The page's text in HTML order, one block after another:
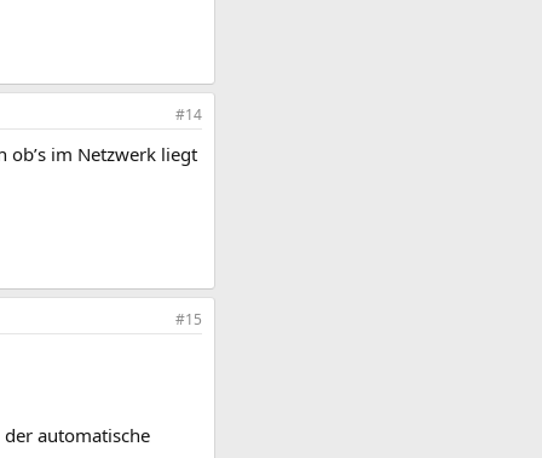
#14
ob’s im Netzwerk liegt
#15
automatische